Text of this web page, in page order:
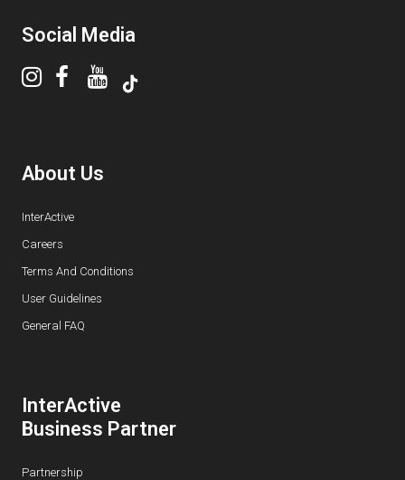
Social Media
About Us
InterActive
Careers
Terms And Conditions
User Guidelines
General FAQ
InterActive
Business Partner
Partnership